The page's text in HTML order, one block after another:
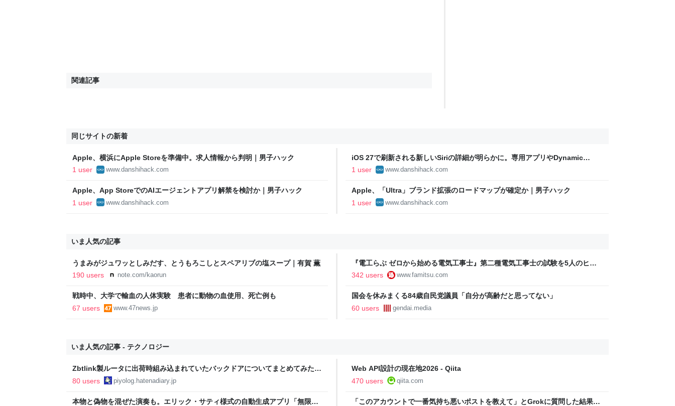
関連記事
同じサイトの新着
Apple、横浜にApple Storeを準備中。求人情報から判明｜男子ハック
1 user
www.danshihack.com
iOS 27で刷新される新しいSiriの詳細が明らかに。専用アプリやDynamic
Island統合などを準備か｜男子ハック
1 user www.danshihack.com
Apple、App StoreでのAIエージェントアプリ解禁を検討か｜男子ハック
1 user
www.danshihack.com
Apple、「Ultra」ブランド拡張のロードマップが確定か｜男子ハック
1 user
www.danshihack.com
いま人気の記事
うまみがジュワッとしみだす、とうもろこしとスペアリブの塩スープ｜有賀 薫
190 users
note.com/kaorun
『電工らぶ ゼロから始める電気工事士』第二種電気工事士の試験を5人のヒロ
インと勉強。青春しながら“過去問1000問”や“本番形式CBT模擬試験”で本格的
342 users www.famitsu.com
戦時中、大学で輸血の人体実験 患者に動物の血使用、死亡例も
67 users
www.47news.jp
国会を休みまくる84歳自民党議員「自分が高齢だと思ってない」
60 users
gendai.media
いま人気の記事 - テクノロジー
Zbtlink製ルータに出荷時組み込まれていたバックドアについてまとめてみた -
piyolog
80 users piyolog.hatenadiary.jp
Web API設計の現在地2026 - Qiita
470 users
qiita.com
本物と偽物を混ぜた演奏も。エリック・サティ様式の自動生成アプリ「無限サ
「このアカウントで一番気持ち悪いポストを教えて」とGrokに質問した結果、